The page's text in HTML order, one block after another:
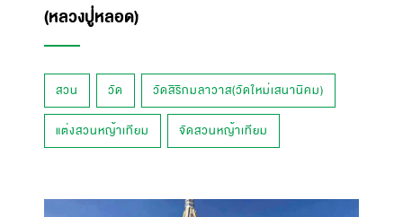
(หลวงปู่หลอด)
สวน วัด วัดสิริกมลาวาส(วัดใหม่เสนานิคม)
แต่งสวนหญ้าเทียม จัดสวนหญ้าเทียม